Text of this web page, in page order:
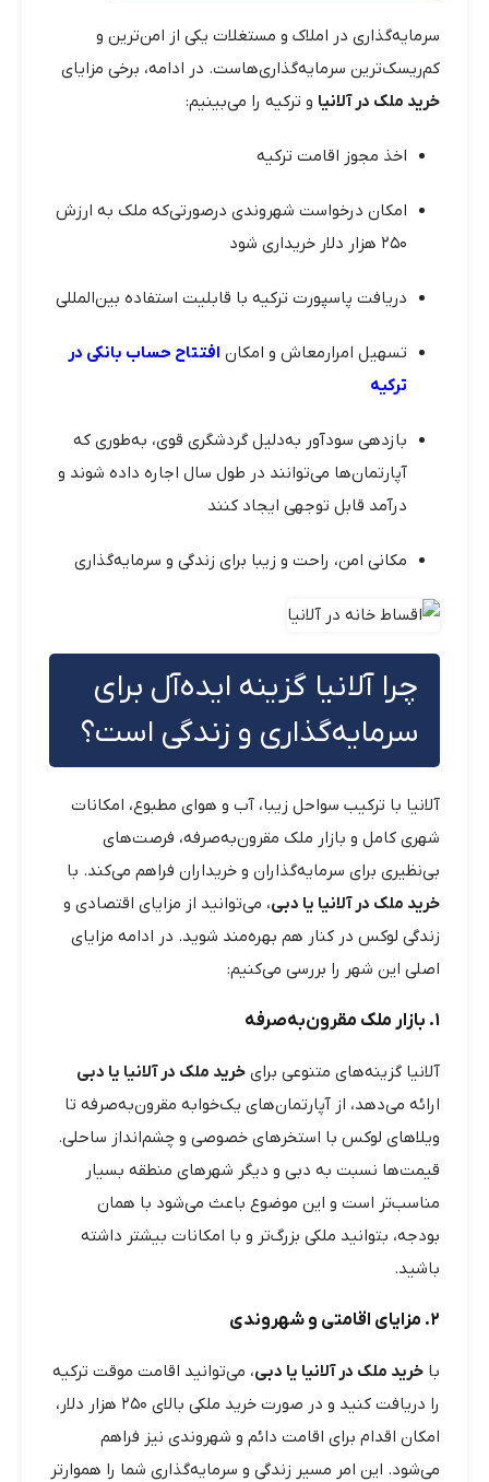
سرمایه‌گذاری در املاک و مستغلات یکی از امن‌ترین و
کم‌ریسک‌ترین سرمایه‌گذاری‌هاست. در ادامه، برخی مزایای
خرید ملک در آلانیا و ترکیه را می‌بینیم:
اخذ مجوز اقامت ترکیه
امکان درخواست شهروندی درصورتی‌که ملک به ارزش
۲۵۰ هزار دلار خریداری شود
دریافت پاسپورت ترکیه با قابلیت استفاده بین‌المللی
تسهیل امرارمعاش و امکان افتتاح حساب بانکی در
ترکیه
بازدهی سودآور به‌دلیل گردشگری قوی، به‌طوری که
آپارتمان‌ها می‌توانند در طول سال اجاره داده شوند و
درآمد قابل توجهی ایجاد کنند
مکانی امن، راحت و زیبا برای زندگی و سرمایه‌گذاری
چرا آلانیا گزینه ایده‌آل برای
سرمایه‌گذاری و زندگی است؟
آلانیا با ترکیب سواحل زیبا، آب و هوای مطبوع، امکانات
شهری کامل و بازار ملک مقرون‌به‌صرفه، فرصت‌های
بی‌نظیری برای سرمایه‌گذاران و خریداران فراهم می‌کند. با
خرید ملک در آلانیا یا دبی، می‌توانید از مزایای اقتصادی و
زندگی لوکس در کنار هم بهره‌مند شوید. در ادامه مزایای
اصلی این شهر را بررسی می‌کنیم:
۱. بازار ملک مقرون‌به‌صرفه
آلانیا گزینه‌های متنوعی برای خرید ملک در آلانیا یا دبی
ارائه می‌دهد، از آپارتمان‌های یک‌خوابه مقرون‌به‌صرفه تا
ویلاهای لوکس با استخرهای خصوصی و چشم‌انداز ساحلی.
قیمت‌ها نسبت به دبی و دیگر شهرهای منطقه بسیار
مناسب‌تر است و این موضوع باعث می‌شود با همان
بودجه، بتوانید ملکی بزرگ‌تر و با امکانات بیشتر داشته
باشید.
۲. مزایای اقامتی و شهروندی
با خرید ملک در آلانیا یا دبی، می‌توانید اقامت موقت ترکیه
را دریافت کنید و در صورت خرید ملکی بالای ۲۵۰ هزار دلار،
امکان اقدام برای اقامت دائم و شهروندی نیز فراهم
می‌شود. این امر مسیر زندگی و سرمایه‌گذاری شما را هموارتر